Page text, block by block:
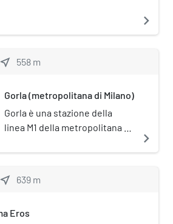
navigate_next
near_me 558 m
Gorla (metropolitana di Milano)
Gorla è una stazione della
linea M1 della metropolitana di
navigate_next
near_me 639 m
Eros